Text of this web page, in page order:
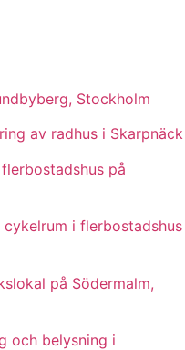
Stockholm
av radhus i Skarpnäck
på
i flerbostadshus
på Södermalm,
och belysning i